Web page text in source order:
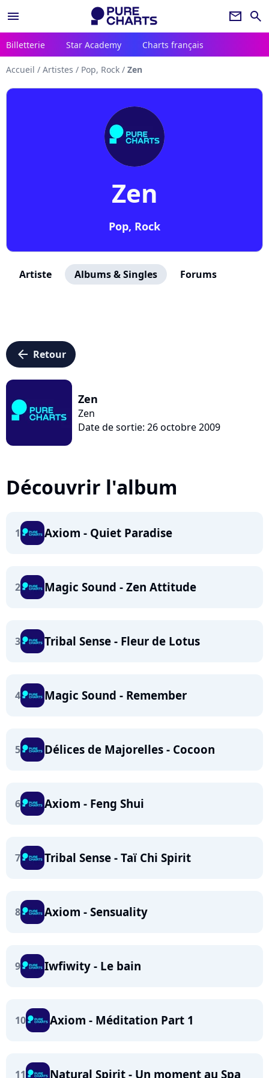
menu newsletter search
Billetterie Star Academy Charts français
Accueil / Artistes / Pop, Rock / Zen
Zen
Pop, Rock
Artiste Albums & Singles Forums
arrow_left Retour
Zen
Zen
Date de sortie: 26 octobre 2009
Découvrir l'album
1 Axiom - Quiet Paradise
2 Magic Sound - Zen Attitude
3 Tribal Sense - Fleur de Lotus
4 Magic Sound - Remember
5 Délices de Majorelles - Cocoon
6 Axiom - Feng Shui
7 Tribal Sense - Taï Chi Spirit
8 Axiom - Sensuality
9 Iwfiwity - Le bain
10 Axiom - Méditation Part 1
11 Natural Spirit - Un moment au Spa